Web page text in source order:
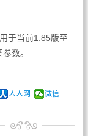
于当前1.85版至
数。
人人网 微信